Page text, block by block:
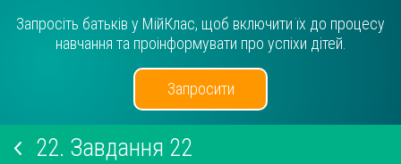
Запросіть батьків у МійКлас, щоб включити їх до процесу
навчання та проінформувати про успіхи дітей.
Запросити
22. Завдання 22